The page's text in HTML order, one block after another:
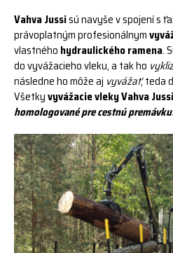
Vahva Jussisú navyše v spojení s
právoplatným profesionálnym
vlastného hydraulického ramena.
do vyvážacieho vleku, a tak ho
následne ho môže aj vyvážať, teda
Všetkyvyvážacie vlekyVahva Jussi
homologované pre cestnú premávku.